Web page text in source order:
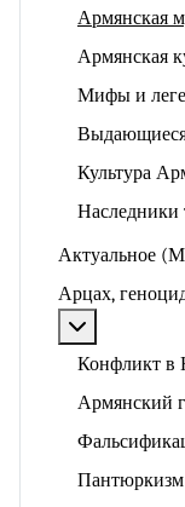
Армянская
Армянская
Мифы и
Культура
Наследники
Актуальное
Арцах,
Конфликт в
Армянский